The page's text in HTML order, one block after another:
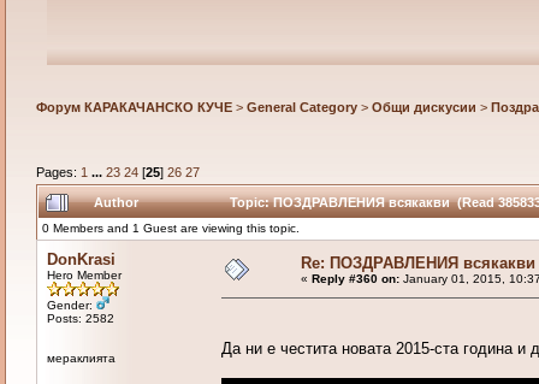
Форум КАРАКАЧАНСКО КУЧЕ> General Category> Общи дискусии >
Pages: 1 ... 23 24[25] 26 27
Author Topic: ПОЗДРАВЛЕНИЯ всякакви (Read
0 Members and 1 Guest are viewing this topic.
DonKrasi
Hero Member
Gender:
Posts: 2582
мераклията
Re: ПОЗДРАВЛЕНИЯ всякакви
« Reply #360 on:January 01, 2015,
Да ни е честита новата 2015-ста година